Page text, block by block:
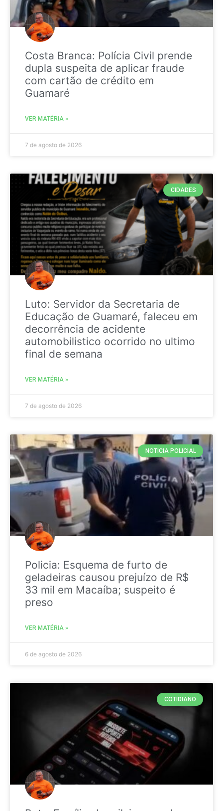
Costa Branca: Polícia Civil prende
dupla suspeita de aplicar fraude
com cartão de crédito em
Guamaré
VER MATÉRIA »
7 de agosto de 2026
CIDADES
Luto: Servidor da Secretaria de
Educação de Guamaré, faleceu em
decorrência de acidente
automobilistico ocorrido no ultimo
final de semana
VER MATÉRIA »
7 de agosto de 2026
NOTICIA POLICIAL
Policia: Esquema de furto de
geladeiras causou prejuízo de R$
33 mil em Macaíba; suspeito é
preso
VER MATÉRIA »
6 de agosto de 2026
COTIDIANO